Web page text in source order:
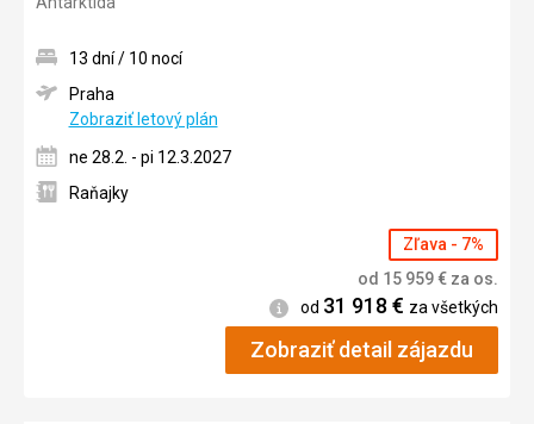
13 dní / 10 nocí
Praha
Zobraziť letový plán
ne 28.2. - pi 12.3.2027
Raňajky
Zľava - 7%
od 15 959€ za os.
Informácie
od 31 918 € za všetkých
Zobraziť detail zájazdu